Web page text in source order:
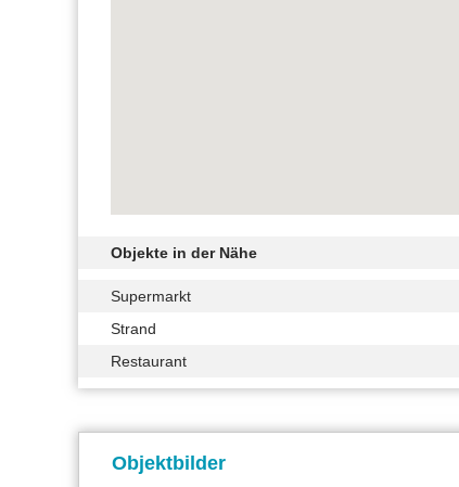
Objekte in der Nähe
Supermarkt
Strand
Restaurant
Objektbilder